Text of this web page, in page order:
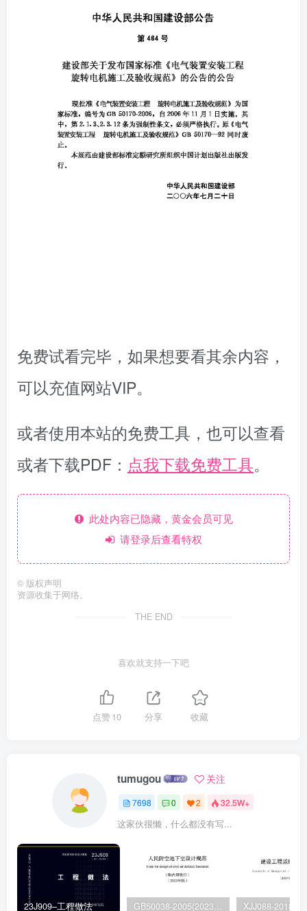
免费试看完毕，如果想要看其余内容，
可以充值网站VIP。
或者使用本站的免费工具，也可以查看
或者下载PDF： 点我下载免费工具。
此处内容已隐藏，黄金会员可见
请登录后查看特权
© 版权声明
资源收集于网络。
THE END
喜欢就支持一下吧
点赞10 分享 收藏
tumugou 关注
7698 0 2 32.5W+
这家伙很懒，什么都没有写...
23J909–工程做法 GB50038-2005(2023版)–人民防空地下室设计规范